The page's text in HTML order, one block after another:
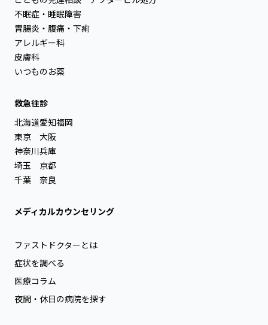
不眠症・睡眠障害
胃腸炎・腹痛・下痢
アレルギー科
皮膚科
いつものお薬
救急往診
北海道
東京
神奈川
埼玉
千葉
愛知
大阪
兵庫
京都
奈良
福岡
メディカルカウンセリング
ファストドクターとは
症状を調べる
医療コラム
夜間・休日の病院を探す